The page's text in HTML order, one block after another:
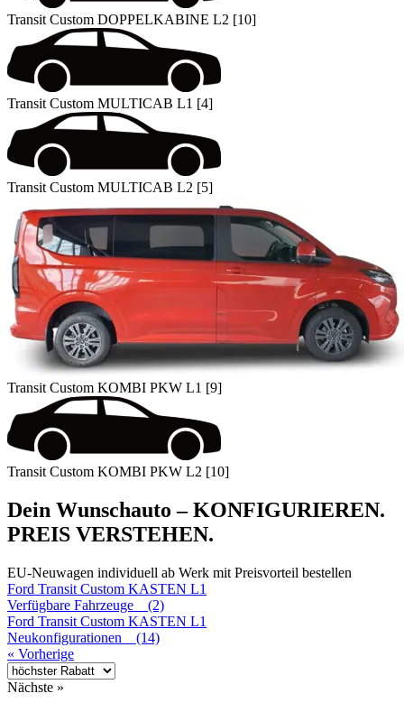
Transit Custom DOPPELKABINE L2 [10]
Transit Custom MULTICAB L1 [4]
Transit Custom MULTICAB L2 [5]
Transit Custom KOMBI PKW L1 [9]
Transit Custom KOMBI PKW L2 [10]
Dein Wunschauto – KONFIGURIEREN.
PREIS VERSTEHEN.
EU-Neuwagen individuell ab Werk mit Preisvorteil bestellen
Ford Transit Custom KASTEN L1
Verfügbare Fahrzeuge (2)
Ford Transit Custom KASTEN L1
Neukonfigurationen (14)
« Vorherige
Nächste »